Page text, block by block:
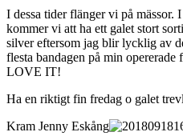
I dessa tider flänger vi på
kommer vi att ha ett galet stort
silver eftersom jag blir lycklig av
flesta bandagen på min
LOVE IT!
Ha en riktigt fin fredag o galet
Kram Jenny Eskång